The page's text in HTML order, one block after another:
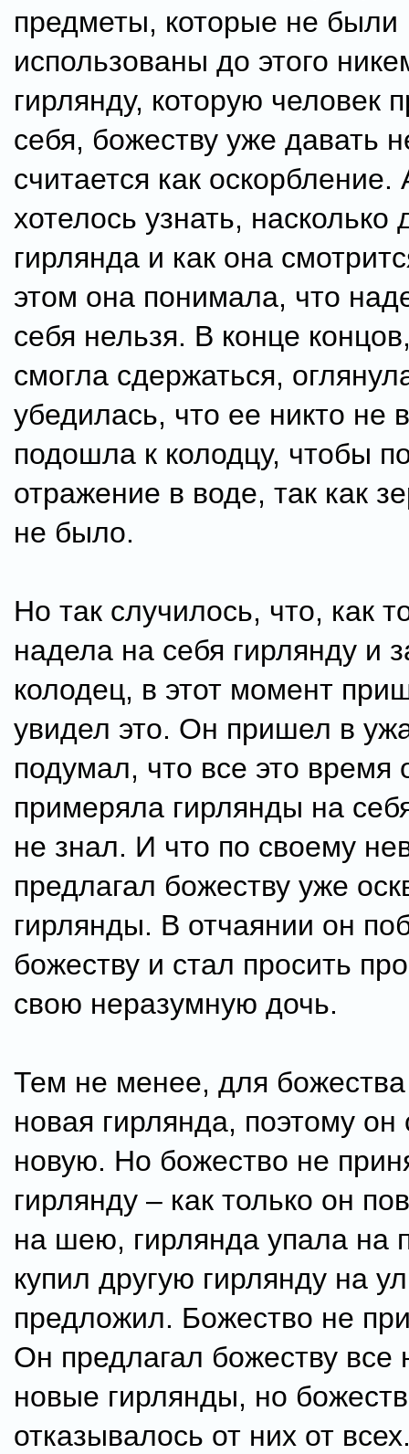
предметы, которые не были
использованы до этого
гирлянду, которую человек
себя, божеству уже давать
считается как
хотелось узнать, насколько
гирлянда и как она
этом она понимала, что
себя нельзя. В конце
смогла сдержаться,
убедилась, что ее никто не
подошла к колодцу, чтобы
отражение в воде, так как
не было.
Но так случилось, что, как
надела на себя гирлянду и
колодец, в этот момент
увидел это. Он пришел в
подумал, что все это время
примеряла гирлянды на
не знал. И что по своему
предлагал божеству уже
гирлянды. В отчаянии он
божеству и стал просить
свою неразумную дочь.
Тем не менее, для
новая гирлянда, поэтому
новую. Но божество не
гирлянду – как только он
на шею, гирлянда упала на
купил другую гирлянду на
предложил. Божество не
Он предлагал божеству все
новые гирлянды, но
отказывалось от них от